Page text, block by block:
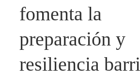
fomenta la
preparación y
resiliencia